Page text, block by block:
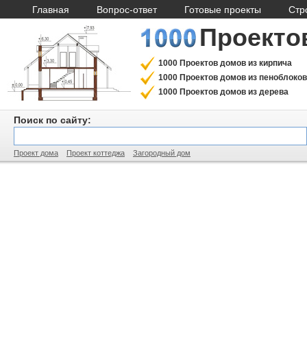
Главная Вопрос-ответ Готовые проекты
1000 Проектов домов из кирпича
1000 Проектов домов из пеноблоков
1000 Проектов домов из дерева
Поиск по сайту:
Проект дома Проект коттеджа Загородный дом